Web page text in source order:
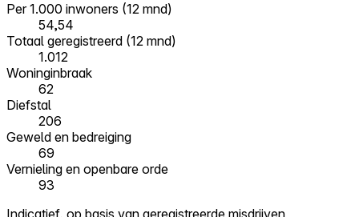
Per 1.000 inwoners (12 mnd)
54,54
Totaal geregistreerd (12 mnd)
1.012
Woninginbraak
62
Diefstal
206
Geweld en bedreiging
69
Vernieling en openbare orde
93